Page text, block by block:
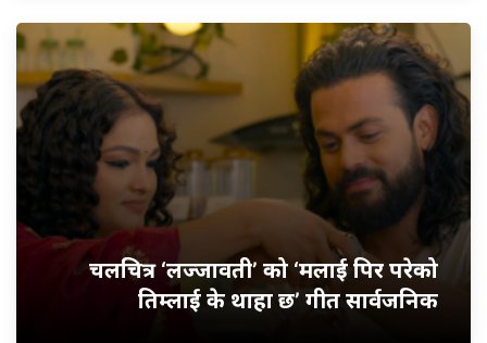
चलचित्र ‘लज्जावती’ को ‘मलाई पिर परेको
तिम्लाई के थाहा छ’ गीत सार्वजनिक